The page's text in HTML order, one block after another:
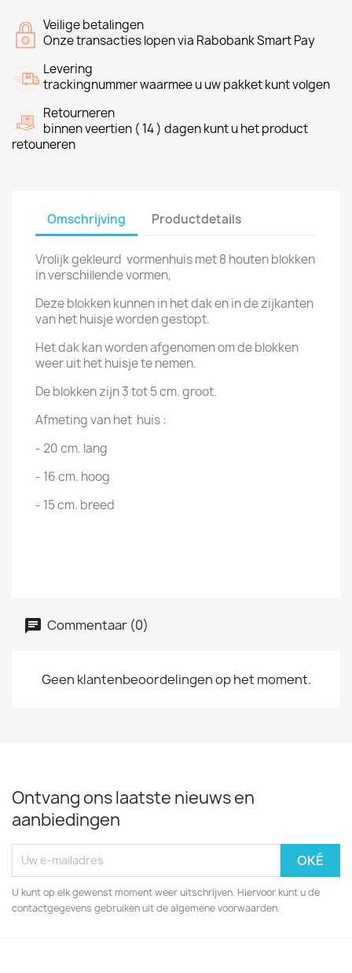
Veilige betalingen
Onze transacties lopen via Rabobank Smart Pay
Levering
trackingnummer waarmee u uw pakket kunt volgen
Retourneren
binnen veertien ( 14 ) dagen kunt u het product
retouneren
Omschrijving Productdetails
Vrolijk gekleurd vormenhuis met 8 houten blokken
in verschillende vormen,
Deze blokken kunnen in het dak en in de zijkanten
van het huisje worden gestopt.
Het dak kan worden afgenomen om de blokken
weer uit het huisje te nemen.
De blokken zijn 3 tot 5 cm. groot.
Afmeting van het huis :
- 20 cm. lang
- 16 cm. hoog
- 15 cm. breed
Commentaar (0)
Geen klantenbeoordelingen op het moment.
Ontvang ons laatste nieuws en
aanbiedingen
U kunt op elk gewenst moment weer uitschrijven. Hiervoor kunt u de
contactgegevens gebruiken uit de algemene voorwaarden.